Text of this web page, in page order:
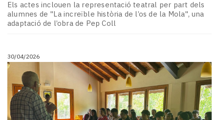
Els actes inclouen la representació teatral per part dels
alumnes de "La increïble història de l’os de la Mola", una
adaptació de l’obra de Pep Coll
30/04/2026